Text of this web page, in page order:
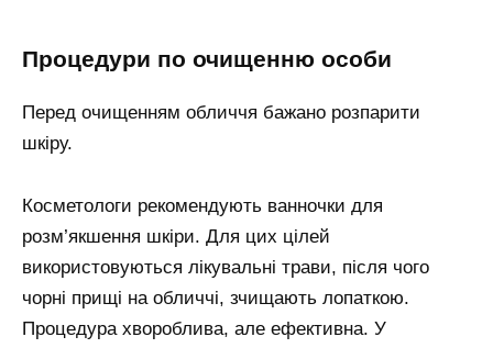
процедури по очищенню особи
Перед очищенням обличчя бажано розпарити
шкіру.
Косметологи рекомендують ванночки для
розм’якшення шкіри. Для цих цілей
використовуються лікувальні трави, після чого
чорні прищі на обличчі, зчищають лопаткою.
Процедура хвороблива, але ефективна. У